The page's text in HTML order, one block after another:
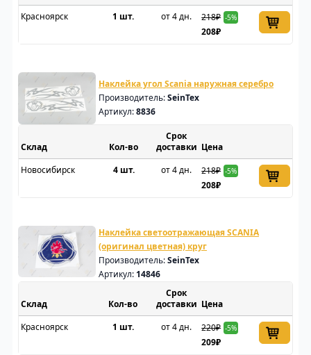
Красноярск
1 шт. от 4 дн. 218₽ -5%
208₽
Наклейка угол Scania наружная серебро
Производитель:SeinTex
Артикул:8836
Склад
Срок
доставки Цена
Новосибирск
4 шт. от 4 дн. 218₽ -5%
208₽
Наклейка светоотражающая SCANIA
(оригинал цветная) круг
Производитель:SeinTex
Артикул: 14846
Склад
Срок
доставки Цена
Красноярск
1 шт. от 4 дн. 220₽ -5%
209₽